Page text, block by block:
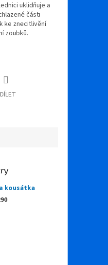
uklidňuje a
části
ke znecitlivění
zoubků.
kousátka